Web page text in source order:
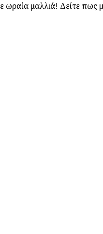
ωραία μαλλιά! Δείτε πως